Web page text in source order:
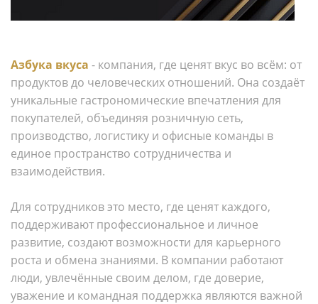
Азбука вкуса - компания, где ценят вкус во всём: от
продуктов до человеческих отношений. Она создаёт
уникальные гастрономические впечатления для
покупателей, объединяя розничную сеть,
производство, логистику и офисные команды в
единое пространство сотрудничества и
взаимодействия.
Для сотрудников это место, где ценят каждого,
поддерживают профессиональное и личное
развитие, создают возможности для карьерного
роста и обмена знаниями. В компании работают
люди, увлечённые своим делом, где доверие,
уважение и командная поддержка являются важной